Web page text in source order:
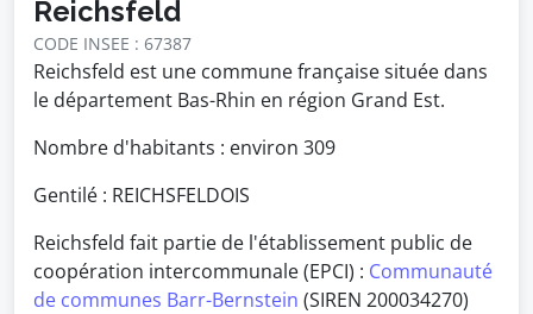
Reichsfeld
CODE INSEE : 67387
Reichsfeld est une commune française située dans
le département Bas-Rhin en région Grand Est.
Nombre d'habitants : environ 309
Gentilé : REICHSFELDOIS
Reichsfeld fait partie de l'établissement public de
coopération intercommunale (EPCI) : Communauté
de communes Barr-Bernstein (SIREN 200034270)